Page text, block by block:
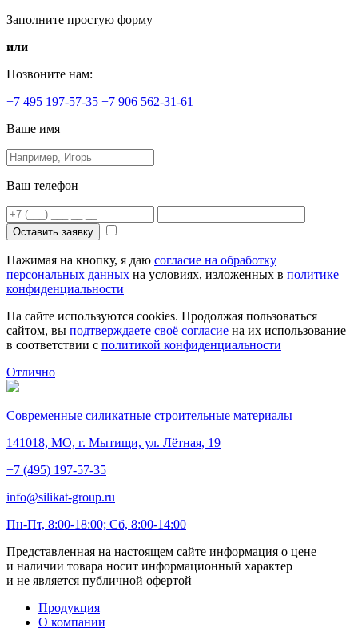
Заполните простую форму
или
Позвоните нам:
+7 495 197-57-35 +7 906 562-31-61
Ваше имя
Ваш телефон
Оставить заявку
Нажимая на кнопку, я даю согласие на обработку
персональных данных на условиях, изложенных в политике
конфиденциальности
На сайте используются cookies. Продолжая пользоваться
сайтом, вы подтверждаете своё согласие на их использование
в соответствии с политикой конфиденциальности
Отлично
Современные силикатные строительные материалы
141018, МО, г. Мытищи, ул. Лётная, 19
+7 (495) 197-57-35
info@silikat-group.ru
Пн-Пт, 8:00-18:00; Сб, 8:00-14:00
Представленная на настоящем сайте информация о цене
и наличии товара носит информационный характер
и не является публичной офертой
Продукция
О компании